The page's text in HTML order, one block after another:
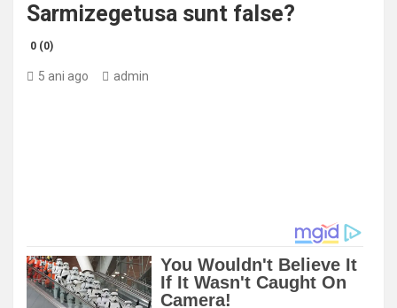
Sarmizegetusa sunt false?
0 (0)
5 ani ago admin